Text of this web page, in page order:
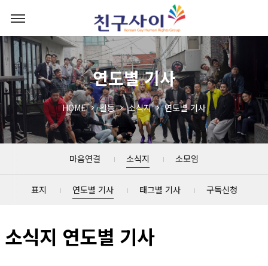
연도별 기사
HOME 활동 소식지 연도별 기사
마음연결 소식지 소모임
표지 연도별 기사 태그별 기사 구독신청
소식지 연도별 기사